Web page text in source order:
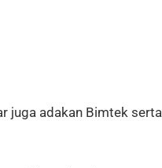
juga adakan Bimtek serta